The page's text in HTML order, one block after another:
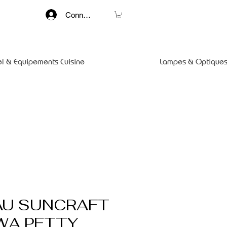
Connexion
& Equipements Cuisine Lampes &
SUNCRAFT